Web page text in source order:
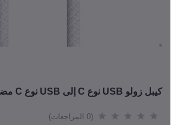
كيبل زولو USB نوع C إلى USB نوع C مضفر
(0 المراجعات)